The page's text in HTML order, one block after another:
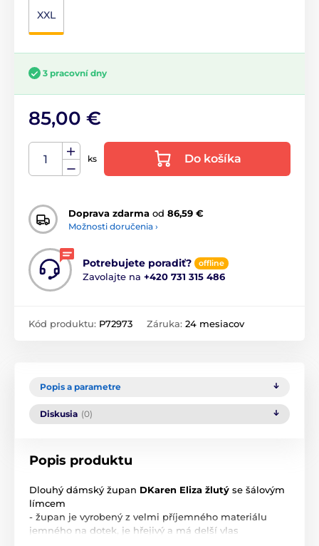
XXL
3 pracovní dny
85,00 €
ks Do košíka
Doprava zdarma od 86,59 €
Možnosti doručenia ›
Potrebujete poradiť? offline
Zavolajte na +420 731 315 486
Kód produktu: P72973 Záruka: 24 mesiacov
Popis a parametre
Diskusia (0)
Popis produktu
Dlouhý dámský župan DKaren Eliza žlutý se šálovým
límcem
- župan je vyrobený z velmi příjemného materiálu
jemného na dotek, je hřejivý a má delší vlas